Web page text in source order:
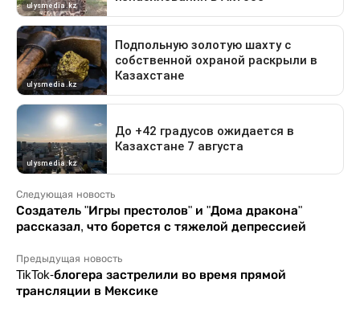
Следующая новость
Создатель "Игры престолов" и "Дома дракона"
рассказал, что борется с тяжелой депрессией
Предыдущая новость
TikTok-блогера застрелили во время прямой
трансляции в Мексике